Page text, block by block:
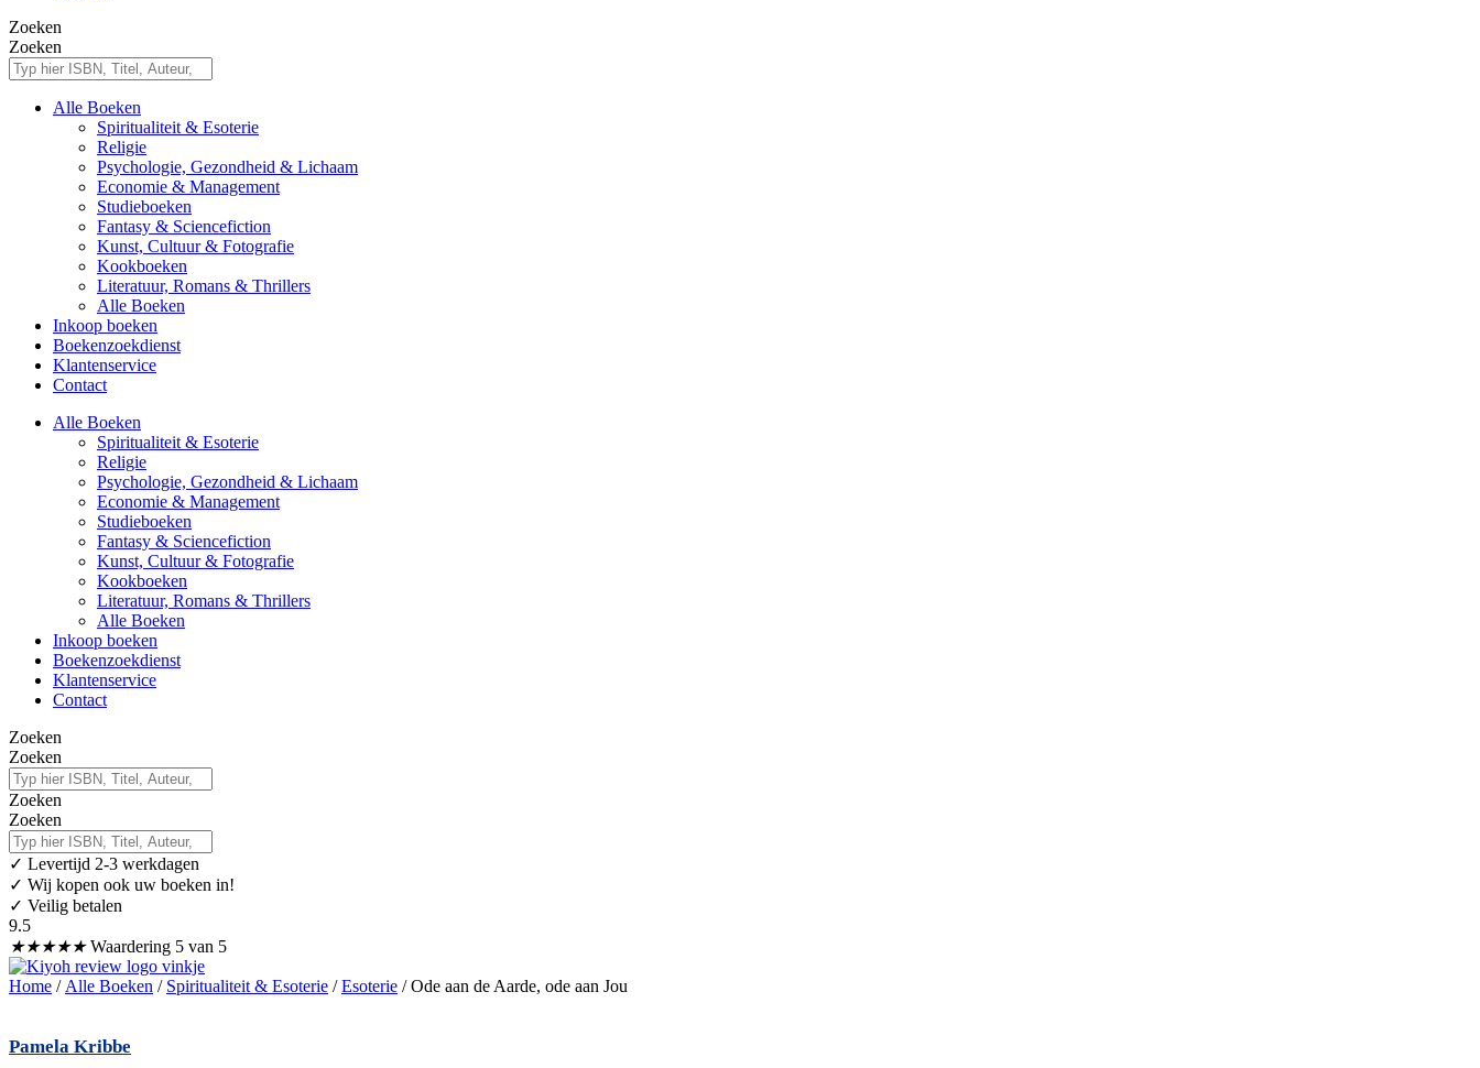
Zoeken
Zoeken
Alle Boeken
Spiritualiteit & Esoterie
Religie
Psychologie, Gezondheid & Lichaam
Economie & Management
Studieboeken
Fantasy & Sciencefiction
Kunst, Cultuur & Fotografie
Kookboeken
Literatuur, Romans & Thrillers
Alle Boeken
Inkoop boeken
Boekenzoekdienst
Klantenservice
Contact
Alle Boeken
Spiritualiteit & Esoterie
Religie
Psychologie, Gezondheid & Lichaam
Economie & Management
Studieboeken
Fantasy & Sciencefiction
Kunst, Cultuur & Fotografie
Kookboeken
Literatuur, Romans & Thrillers
Alle Boeken
Inkoop boeken
Boekenzoekdienst
Klantenservice
Contact
Zoeken
Zoeken
Zoeken
Zoeken
✓ Levertijd 2-3 werkdagen
✓ Wij kopen ook uw boeken in!
✓ Veilig betalen
9.5
★★★★★ Waardering 5 van 5
Home / Alle Boeken / Spiritualiteit & Esoterie /Esoterie / Ode aan de Aarde, ode aan Jou
Pamela Kribbe